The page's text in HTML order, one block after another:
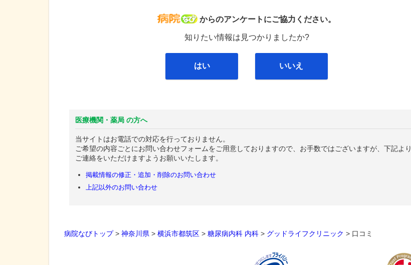
病院なび
からのアンケートにご協力ください。
知りたい情報は見つかりましたか?
はい いいえ
医療機関・薬局 の方へ
当サイトはお電話での対応を行っておりません。
ご希望の内容ごとにお問い合わせフォームをご用意しておりますので、お手数ではございますが、下記より
ご連絡をいただけますようお願いいたします。
掲載情報の修正・追加・削除のお問い合わせ
上記以外のお問い合わせ
病院なびトップ> 神奈川県 > 横浜市都筑区 > 糖尿病内科 内科 > グッドライフクリニック > 口コミ